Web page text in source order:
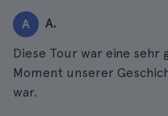
nur empfehlen.
A A.
Diese Tour war eine sehr
Moment unserer
war.